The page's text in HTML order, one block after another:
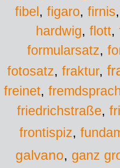
fibel , figaro, firnis
hardwig, flott,
formularsatz,
fotosatz, fraktur,
freinet,
friedrichstraße,
frontispiz,
galvano, ganz